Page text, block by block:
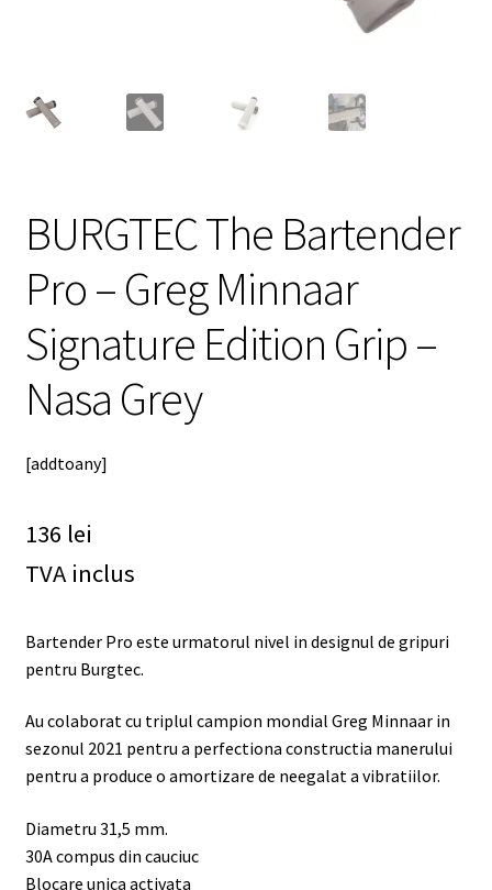
BURGTEC The Bartender
Pro – Greg Minnaar
Signature Edition Grip –
Nasa Grey
[addtoany]
136 lei
TVA inclus
Bartender Pro este urmatorul nivel in designul de gripuri
pentru Burgtec.
Au colaborat cu triplul campion mondial Greg Minnaar in
sezonul 2021 pentru a perfectiona constructia manerului
pentru a produce o amortizare de neegalat a vibratiilor.
Diametru 31,5 mm.
30A compus din cauciuc
Blocare unica activata